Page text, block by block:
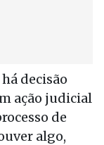
decisão
ação judicial
de
algo,